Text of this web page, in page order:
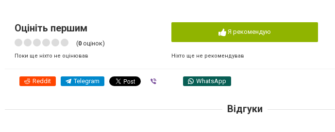
Оцініть першим
(0 оцінок)
Поки ще ніхто не оцінював
Я рекомендую
Ніхто ще не рекомендував
Reddit Telegram WhatsApp
Відгуки